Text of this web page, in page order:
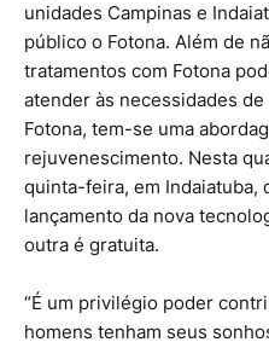
unidades Campinas e
público o Fotona. Além de
tratamentos com Fotona
atender às necessidades
Fotona, tem-se uma
rejuvenescimento. Nesta
quinta-feira, em Indaiatuba,
lançamento da nova
outra é gratuita.
“É um privilégio poder
homens tenham seus